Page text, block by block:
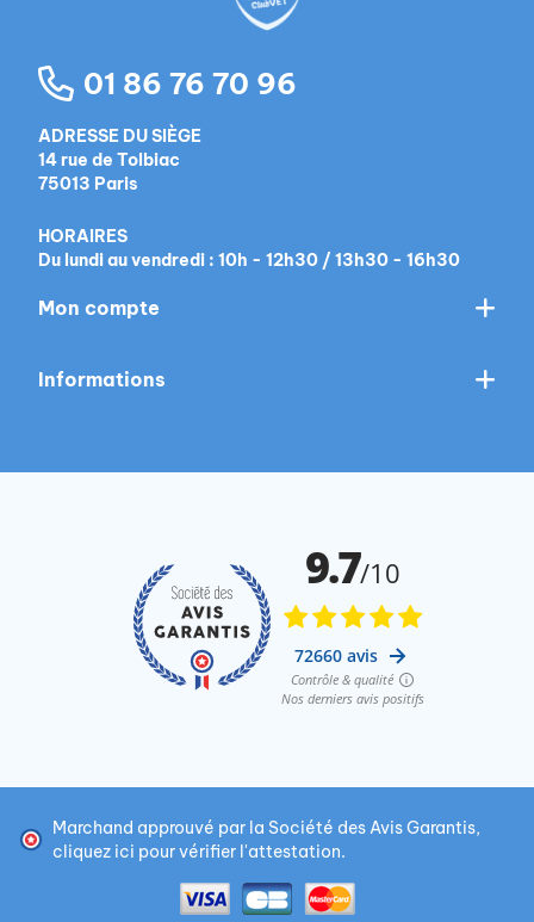
01 86 76 70 96
ADRESSE DU SIÈGE
14 rue de Tolbiac
75013 Paris
HORAIRES
Du lundi au vendredi : 10h - 12h30 / 13h30 - 16h30
Mon compte
Informations
Marchand approuvé par la Société des Avis Garantis,
cliquez ici pour vérifier l'attestation.